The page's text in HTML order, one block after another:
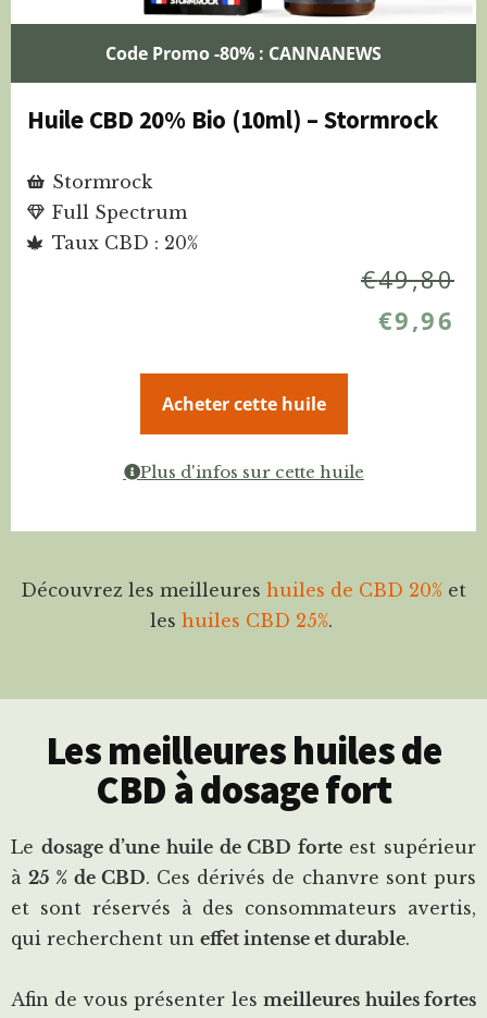
Code Promo -80% : CANNANEWS
Huile CBD 20% Bio (10ml) – Stormrock
Stormrock
Full Spectrum
Taux CBD : 20%
€49,80
€9,96
Acheter cette huile
Plus d'infos sur cette huile
Découvrez les meilleures huiles de CBD 20% et
les huiles CBD 25%.
Les meilleures huiles de
CBD à dosage fort
Le dosage d’une huile de CBD forteest supérieur
à25 % de CBD. Ces dérivés de chanvre sont purs
et sont réservés à des consommateurs avertis,
qui recherchent un effet intense et durable.
Afin de vous présenter lesmeilleures huiles fortes